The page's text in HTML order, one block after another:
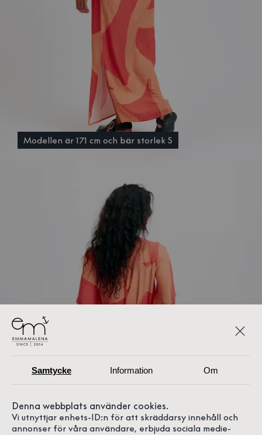
Modellen är 171 cm och bär storlek S
Samtycke Information Om
Denna webbplats använder cookies.
Vi utnyttjar enhets-ID:n för att skräddarsy innehåll och
annonser för våra användare, erbjuda sociala medie-